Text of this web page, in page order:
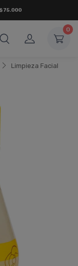
$75.000
0
Limpieza Facial